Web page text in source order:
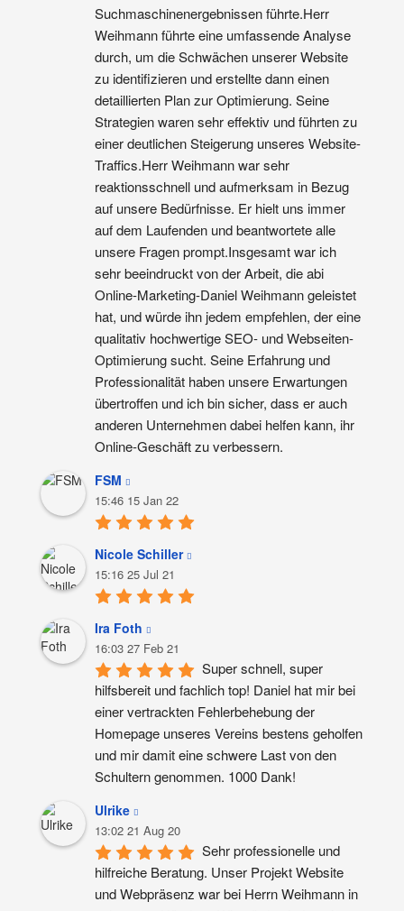
Suchmaschinenergebnissen führte.Herr
Weihmann führte eine umfassende Analyse
durch, um die Schwächen unserer Website
zu identifizieren und erstellte dann einen
detaillierten Plan zur Optimierung. Seine
Strategien waren sehr effektiv und führten zu
einer deutlichen Steigerung unseres Website-
Traffics.Herr Weihmann war sehr
reaktionsschnell und aufmerksam in Bezug
auf unsere Bedürfnisse. Er hielt uns immer
auf dem Laufenden und beantwortete alle
unsere Fragen prompt.Insgesamt war ich
sehr beeindruckt von der Arbeit, die abi
Online-Marketing-Daniel Weihmann geleistet
hat, und würde ihn jedem empfehlen, der eine
qualitativ hochwertige SEO- und Webseiten-
Optimierung sucht. Seine Erfahrung und
Professionalität haben unsere Erwartungen
übertroffen und ich bin sicher, dass er auch
anderen Unternehmen dabei helfen kann, ihr
Online-Geschäft zu verbessern.
FSM
15:46 15 Jan 22
Nicole Schiller
15:16 25 Jul 21
Ira Foth
16:03 27 Feb 21
Super schnell, super
hilfsbereit und fachlich top! Daniel hat mir bei
einer vertrackten Fehlerbehebung der
Homepage unseres Vereins bestens geholfen
und mir damit eine schwere Last von den
Schultern genommen. 1000 Dank!
Ulrike
13:02 21 Aug 20
Sehr professionelle und
hilfreiche Beratung. Unser Projekt Website
und Webpräsenz war bei Herrn Weihmann in